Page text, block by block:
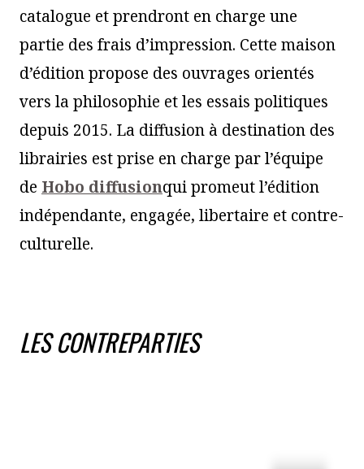
catalogue et prendront en charge une
partie des frais d’impression. Cette maison
d’édition propose des ouvrages orientés
vers la philosophie et les essais politiques
depuis 2015. La diffusion à destination des
librairies est prise en charge par l’équipe
de Hobo diffusionqui promeut l’édition
indépendante, engagée, libertaire et contre-
culturelle.
LES CONTREPARTIES